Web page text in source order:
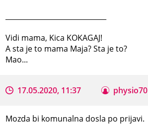
Vidi mama, Kica KOKAGAJ!
A sta je to mama Maja? Sta je to?
Mao...
17.05.2020, 11:37 physio70
Mozda bi komunalna dosla po prijavi.